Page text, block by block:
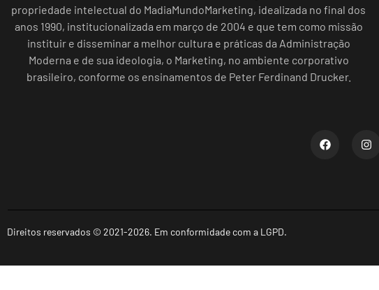
propriedade intelectual do MadiaMundoMarketing, idealizada no final dos
anos 1990, institucionalizada em março de 2004 e que tem como missão
instituir e disseminar a melhor cultura e práticas da Administração
Moderna e de sua ideologia, o Marketing, no ambiente corporativo
brasileiro, conforme os ensinamentos de Peter Ferdinand Drucker.
Direitos reservados © 2021-2026. Em conformidade com a LGPD.